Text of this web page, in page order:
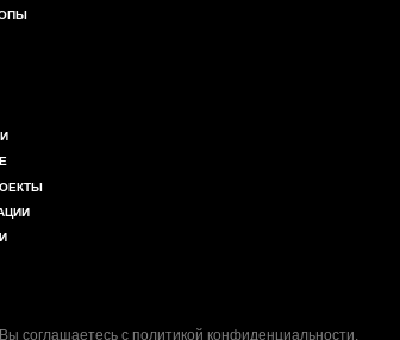
соглашаетесь с политикой конфиденциальности.